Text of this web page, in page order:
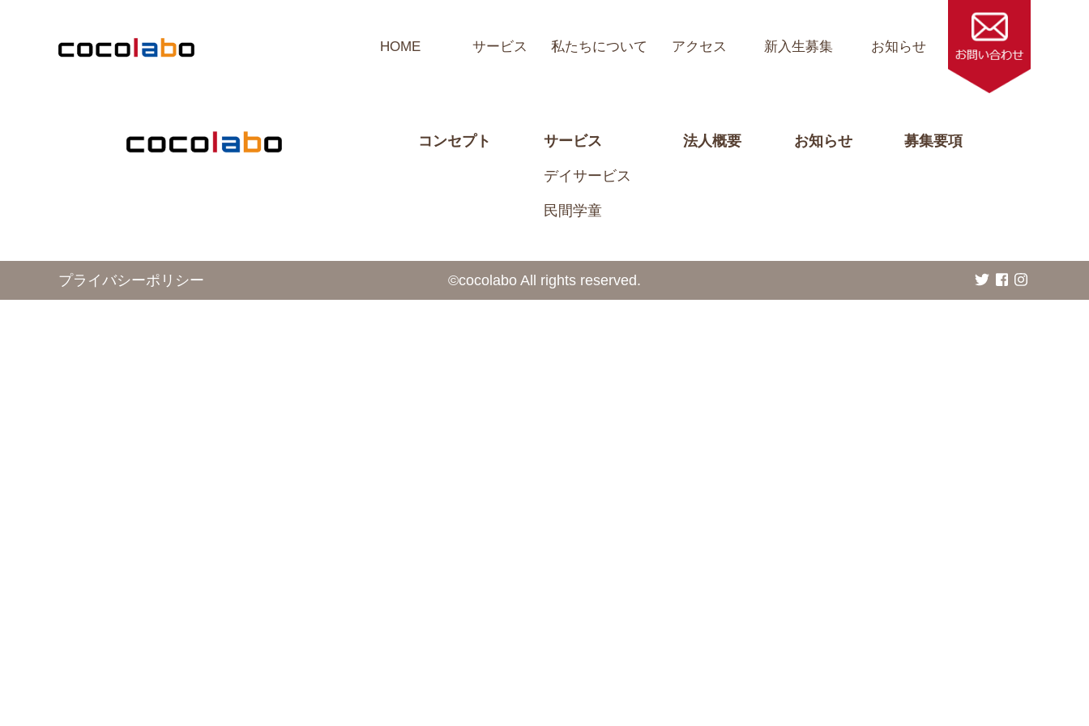
HOME サービス 私たちについて アクセス 新入生募集 お知らせ
コンセプト サービス
デイサービス
民間学童
法人概要 お知らせ 募集要項
プライバシーポリシー ©️cocolabo All rights reserved.